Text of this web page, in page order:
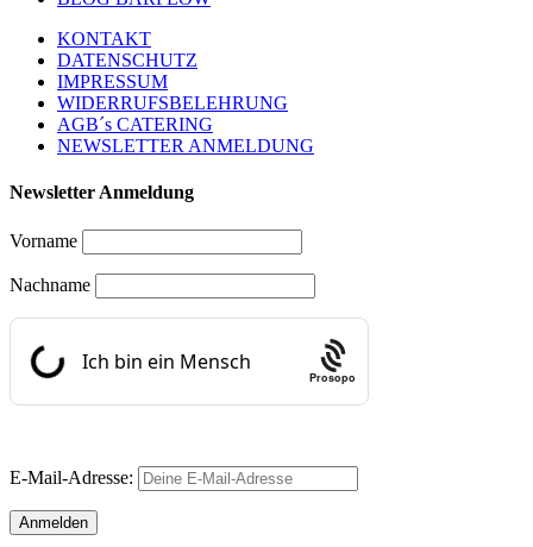
KONTAKT
DATENSCHUTZ
IMPRESSUM
WIDERRUFSBELEHRUNG
AGB´s CATERING
NEWSLETTER ANMELDUNG
Newsletter Anmeldung
Vorname
Nachname
Prosopo
E-Mail-Adresse: